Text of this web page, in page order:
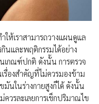
ห้เราสามารถวางแผนดูแล
นและพฤติกรรมได้อย่าง
เกณฑ์ปกติ ดังนั้น การตรวจ
เรื่องสำคัญที่ไม่ควรมองข้าม
นในร่างกายสูงก็ได้ ดังนั้น
วรละเลยการเช็กปริมาณไข